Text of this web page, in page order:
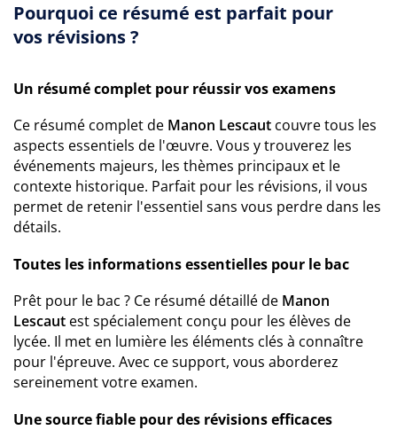
Pourquoi ce résumé est parfait pour
vos révisions ?
Un résumé complet pour réussir vos examens
Ce résumé complet de Manon Lescaut couvre tous les
aspects essentiels de l'œuvre. Vous y trouverez les
événements majeurs, les thèmes principaux et le
contexte historique. Parfait pour les révisions, il vous
permet de retenir l'essentiel sans vous perdre dans les
détails.
Toutes les informations essentielles pour le bac
Prêt pour le bac ? Ce résumé détaillé de Manon
Lescaut est spécialement conçu pour les élèves de
lycée. Il met en lumière les éléments clés à connaître
pour l'épreuve. Avec ce support, vous aborderez
sereinement votre examen.
Une source fiable pour des révisions efficaces